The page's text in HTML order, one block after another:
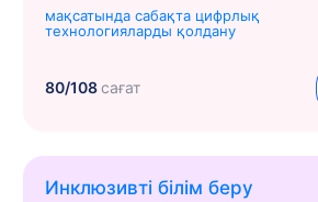
мақсатында сабақта цифрлық
технологияларды қолдану
80/108сағат
Инклюзивті білім беру